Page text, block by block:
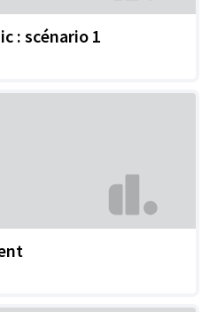
: scénario 1